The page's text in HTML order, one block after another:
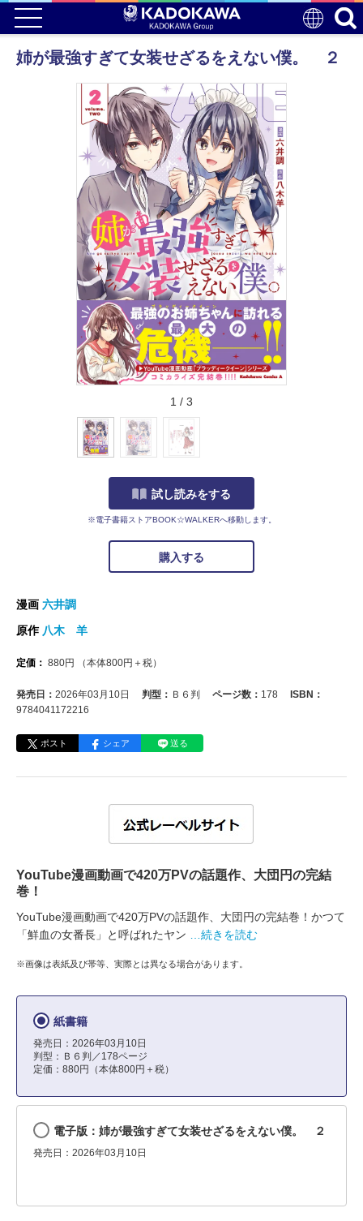
姉が最強すぎて女装せざるをえない僕。 ２
1 / 3
試し読みをする
※電子書籍ストアBOOK☆WALKERへ移動します。
購入する
漫画 六井調
原作 八木 羊
定価： 880円 （本体800円＋税）
発売日： 2026年03月10日 判型： Ｂ６判 ページ数： 178
ISBN：
9784041172216
ポスト シェア 送る
YouTube漫画動画で420万PVの話題作、大団円の完結
巻！
YouTube漫画動画で420万PVの話題作、大団円の完結巻！かつて
「鮮血の女番長」と呼ばれたヤン
…続きを読む
※画像は表紙及び帯等、実際とは異なる場合があります。
紙書籍
発売日：2026年03月10日
判型：Ｂ６判／178ページ
定価：880円（本体800円＋税）
電子版：姉が最強すぎて女装せざるをえない僕。 ２
発売日：2026年03月10日